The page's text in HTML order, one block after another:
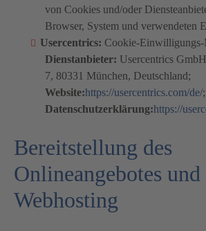
von Cookies und/oder
Browser, System und verwendeten
Usercentrics: Cookie-Einwilligungs-
Dienstanbieter: Usercentrics
7, 80331 München, Deutschland;
Website:https://usercentrics.com/de/;
Datenschutzerklärung:https://
Bereitstellung des
Onlineangebotes und
Webhosting